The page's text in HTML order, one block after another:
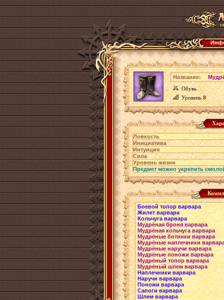
Название:
Обувь
Уровень8
Ловкость
Инициатива
Интуиция
Сила
Уровень жизни
Предмет можно укрепить
Боевой топор варвара
Жилет варвара
Кольчуга варвара
Мудрёная броня варвара
Мудрёная кольчуга варвара
Мудрёные ботинки варвара
Мудрёные наплечники
Мудрёные наручи варвара
Мудрёные поножи варвара
Мудрёный топор варвара
Мудрёный шлем варвара
Наплечники варвара
Наручи варвара
Поножи варвара
Сапоги варвара
Шлем варвара